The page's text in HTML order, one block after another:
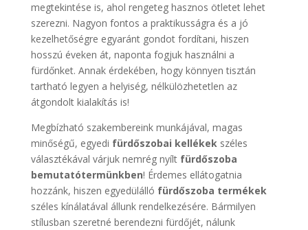
megtekintése is, ahol rengeteg hasznos ötletet lehet
szerezni. Nagyon fontos a praktikusságra és a jó
kezelhetőségre egyaránt gondot fordítani, hiszen
hosszú éveken át, naponta fogjuk használni a
fürdőnket. Annak érdekében, hogy könnyen tisztán
tartható legyen a helyiség, nélkülözhetetlen az
átgondolt kialakítás is!
Megbízható szakembereink munkájával, magas
minőségű, egyedi fürdőszobai kellékekszéles
választékával várjuk nemrég nyílt fürdőszoba
bemutatótermünkben! Érdemes ellátogatnia
hozzánk, hiszen egyedülálló fürdőszoba termékek
széles kínálatával állunk rendelkezésére. Bármilyen
stílusban szeretné berendezni fürdőjét, nálunk